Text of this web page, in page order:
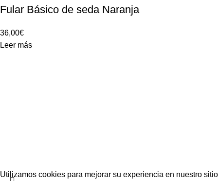
Fular Básico de seda Naranja
36,00€
Leer más
Utilizamos cookies para mejorar su experiencia en nuestro sitio